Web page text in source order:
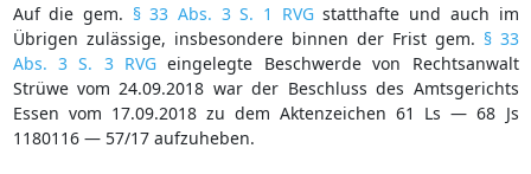
Auf die gem. § 33 Abs. 3 S. 1 RVGstatthafte und auch im
Übrigen zulässige, insbesondere binnen der Frist gem. § 33
Abs. 3 S. 3 RVG eingelegte Beschwerde von Rechtsanwalt
Strüwe vom 24.09.2018 war der Beschluss des Amtsgerichts
Essen vom 17.09.2018 zu dem Aktenzeichen 61 Ls — 68 Js
1180116 — 57/17 aufzuheben.